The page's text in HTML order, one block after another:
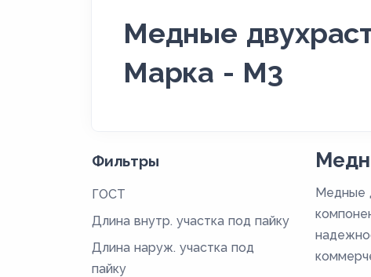
Медные
Марка - М3
Фильтры
ГОСТ
Длина внутр. участка под пайку
Длина наруж. участка под
пайку
Медные